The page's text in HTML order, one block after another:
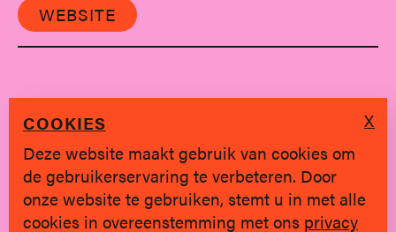
WEBSITE
SINDS 2019 * BRUGGE
COOKIES
Deze website maakt gebruik van cookies om
de gebruikerservaring te verbeteren. Door
onze website te gebruiken, stemt u in met alle
cookies in overeenstemming met ons privacy
X